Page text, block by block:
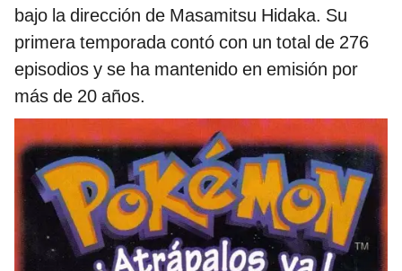
bajo la dirección de Masamitsu Hidaka. Su
primera temporada contó con un total de 276
episodios y se ha mantenido en emisión por
más de 20 años.